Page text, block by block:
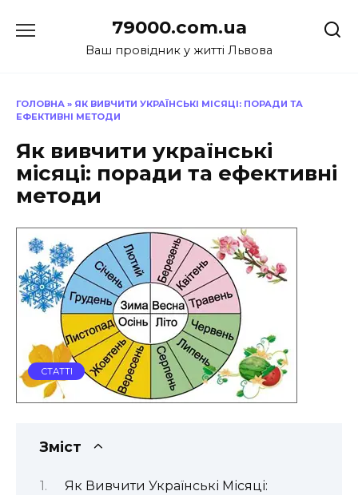
до
79000.com.ua
Ваш провідник у житті Львова
ГОЛОВНА » ЯК ВИВЧИТИ УКРАЇНСЬКІ МІСЯЦІ: ПОРАДИ ТА
ЕФЕКТИВНІ МЕТОДИ
Як вивчити українські
місяці: поради та ефективні
методи
СТАТТІ
Зміст
Як Вивчити Українські Місяці: